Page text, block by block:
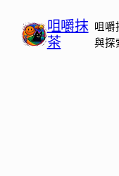
咀嚼抹
茶
咀嚼
與探